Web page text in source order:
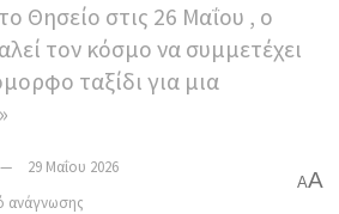
Θησείο στις 26 Μαΐου , ο
τον κόσμο να συμμετέχει
ταξίδι για μια
29 Μαΐου 2026
ανάγνωσης
AA